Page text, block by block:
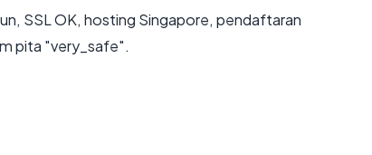
SSL OK, hosting Singapore, pendaftaran
pita "very_safe".